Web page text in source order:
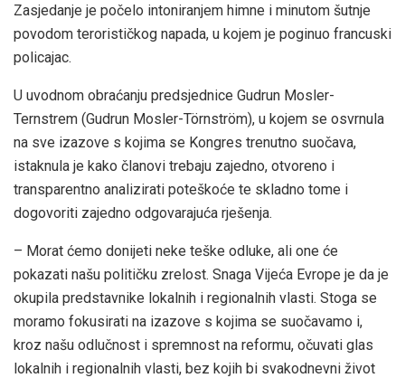
Zasjedanje je počelo intoniranjem himne i minutom šutnje
povodom terorističkog napada, u kojem je poginuo francuski
policajac.
U uvodnom obraćanju predsjednice Gudrun Mosler-
Ternstrem (Gudrun Mosler-Törnström), u kojem se osvrnula
na sve izazove s kojima se Kongres trenutno suočava,
istaknula je kako članovi trebaju zajedno, otvoreno i
transparentno analizirati poteškoće te skladno tome i
dogovoriti zajedno odgovarajuća rješenja.
– Morat ćemo donijeti neke teške odluke, ali one će
pokazati našu političku zrelost. Snaga Vijeća Evrope je da je
okupila predstavnike lokalnih i regionalnih vlasti. Stoga se
moramo fokusirati na izazove s kojima se suočavamo i,
kroz našu odlučnost i spremnost na reformu, očuvati glas
lokalnih i regionalnih vlasti, bez kojih bi svakodnevni život